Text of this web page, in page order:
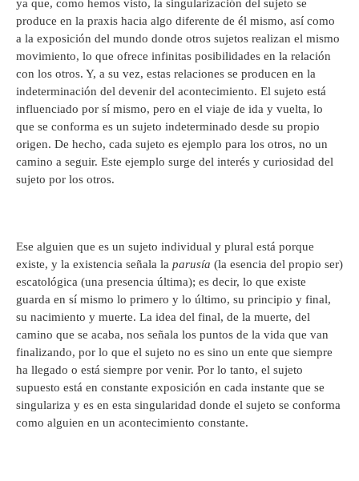
ya que, como hemos visto, la singularización del sujeto se
produce en la praxis hacia algo diferente de él mismo, así como
a la exposición del mundo donde otros sujetos realizan el mismo
movimiento, lo que ofrece infinitas posibilidades en la relación
con los otros. Y, a su vez, estas relaciones se producen en la
indeterminación del devenir del acontecimiento. El sujeto está
influenciado por sí mismo, pero en el viaje de ida y vuelta, lo
que se conforma es un sujeto indeterminado desde su propio
origen. De hecho, cada sujeto es ejemplo para los otros, no un
camino a seguir. Este ejemplo surge del interés y curiosidad del
sujeto por los otros.
Ese alguien que es un sujeto individual y plural está porque
existe, y la existencia señala la parusía (la esencia del propio ser)
escatológica (una presencia última); es decir, lo que existe
guarda en sí mismo lo primero y lo último, su principio y final,
su nacimiento y muerte. La idea del final, de la muerte, del
camino que se acaba, nos señala los puntos de la vida que van
finalizando, por lo que el sujeto no es sino un ente que siempre
ha llegado o está siempre por venir. Por lo tanto, el sujeto
supuesto está en constante exposición en cada instante que se
singulariza y es en esta singularidad donde el sujeto se conforma
como alguien en un acontecimiento constante.